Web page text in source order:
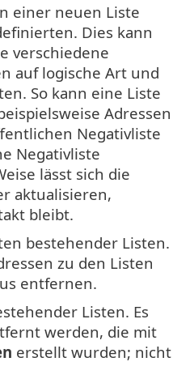
einer neuen Liste
Dies kann
verschiedene
auf logische Art und
So kann eine Liste
Adressen
Negativliste
Negativliste
lässt sich die
aktualisieren,
bleibt.
bestehender Listen.
zu den Listen
entfernen.
Listen. Es
werden, die mit
erstellt wurden; nicht